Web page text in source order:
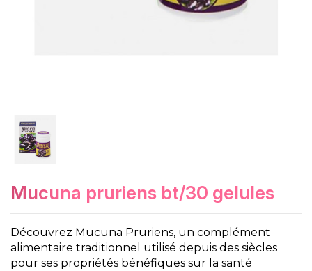
mucuna pruriens bt/30 gelules
Découvrez Mucuna Pruriens, un complément
alimentaire traditionnel utilisé depuis des siècles
pour ses propriétés bénéfiques sur la santé